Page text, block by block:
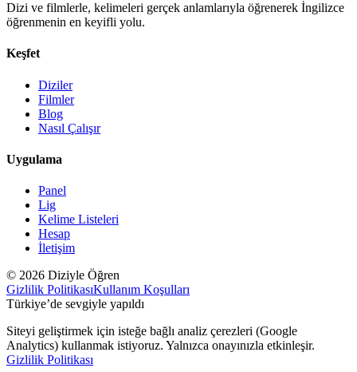
Dizi ve filmlerle, kelimeleri gerçek anlamlarıyla öğrenerek İngilizce
öğrenmenin en keyifli yolu.
Keşfet
Diziler
Filmler
Blog
Nasıl Çalışır
Uygulama
Panel
Lig
Kelime Listeleri
Hesap
İletişim
© 2026 Diziyle Öğren
Gizlilik PolitikasıKullanım Koşulları
Türkiye’de sevgiyle yapıldı
Siteyi geliştirmek için isteğe bağlı analiz çerezleri (Google
Analytics) kullanmak istiyoruz. Yalnızca onayınızla etkinleşir.
Gizlilik Politikası